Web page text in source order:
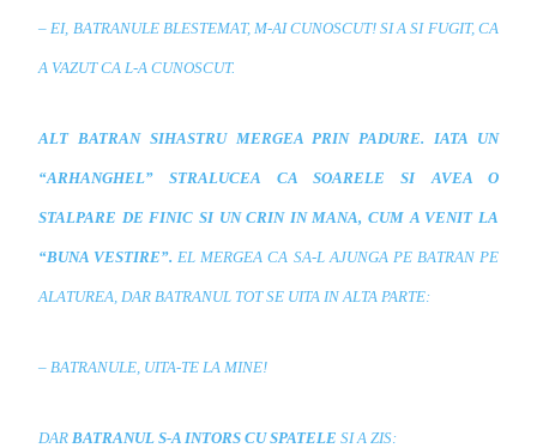
– EI, BATRANULE BLESTEMAT, M-AI CUNOSCUT!SI A SI FUGIT, CA
A VAZUT CA L-A CUNOSCUT.
ALT BATRAN SIHASTRU MERGEA PRIN PADURE. IATA UN
“ARHANGHEL” STRALUCEA CA SOARELE SI AVEA O
STALPARE DE FINIC SI UN CRIN IN MANA, CUM A VENIT LA
“BUNA VESTIRE”. EL MERGEA CA SA-L AJUNGA PE BATRAN PE
ALATUREA, DAR BATRANUL TOT SE UITA IN ALTA PARTE:
– BATRANULE, UITA-TE LA MINE!
DAR BATRANUL S-A INTORS CU SPATELE SI A ZIS: